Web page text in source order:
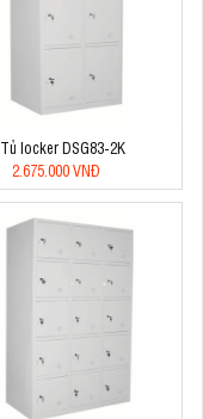
Tủ locker DSG83-2K
2.675.000 VNĐ